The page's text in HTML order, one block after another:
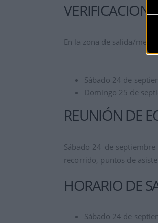
En la zona de salida/meta
Sábado 24 de
Domingo 25 de
REUNIÓN DE
Sábado 24 de
recorrido, puntos de
HORARIO DE
Sábado 24 de